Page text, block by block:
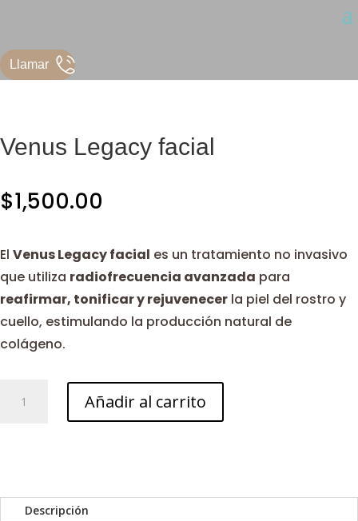
Llamar
Venus Legacy facial
$1,500.00
El Venus Legacy facial es un tratamiento no invasivo
que utiliza radiofrecuencia avanzada para
reafirmar, tonificar y rejuvenecer la piel del rostro y
cuello, estimulando la producción natural de
colágeno.
Legacy
Añadir al carrito
Descripción